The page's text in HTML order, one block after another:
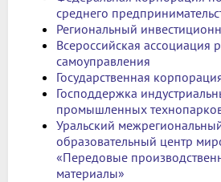
среднего
Региональный
Всероссийская ассоциация
самоуправления
Государственная
Господдержка
промышленных
Уральский
образовательный центр
«Передовые
материалы»